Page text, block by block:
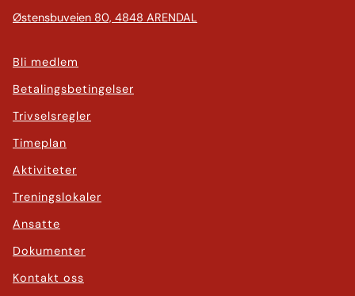
Østensbuveien 80, 4848 ARENDAL
Bli medlem
Betalingsbetingelser
Trivselsregler
Timeplan
Aktiviteter
Treningslokaler
Ansatte
Dokumenter
Kontakt oss